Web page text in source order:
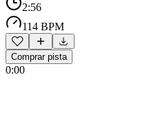
2:56
114 BPM
Comprar pista
0:00